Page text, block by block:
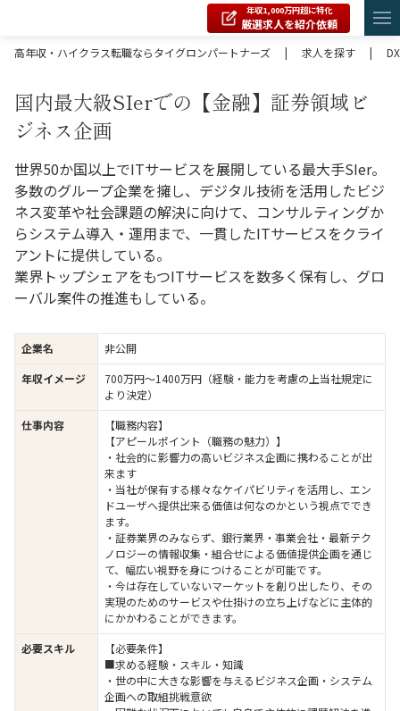
年収1,000万円超に特化
厳選求人を紹介依頼
高年収・ハイクラス転職ならタイグロンパートナーズ
| 求人を探す |
国内最大級SIerでの【金融】証券領域ビ
ジネス企画
世界50か国以上でITサービスを展開している最大手SIer。
多数のグループ企業を擁し、デジタル技術を活用したビジ
ネス変革や社会課題の解決に向けて、コンサルティングか
らシステム導入・運用まで、一貫したITサービスをクライ
アントに提供している。
業界トップシェアをもつITサービスを数多く保有し、グロ
ーバル案件の推進もしている。
企業名
非公開
年収イメージ
700万円〜1400万円（経験・能力を考慮の上当社規定に
より決定）
仕事内容
【職務内容】
【アピールポイント（職務の魅力）】
・社会的に影響力の高いビジネス企画に携わることが出
来ます
・当社が保有する様々なケイパビリティを活用し、エン
ドユーザへ提供出来る価値は何なのかという視点ででき
ます。
・証券業界のみならず、銀行業界・事業会社・最新テク
ノロジーの情報収集・組合せによる価値提供企画を通じ
て、幅広い視野を身につけることが可能です。
・今は存在していないマーケットを創り出したり、その
実現のためのサービスや仕掛けの立ち上げなどに主体的
にかかわることができます。
必要スキル
【必要条件】
■求める経験・スキル・知識
・世の中に大きな影響を与えるビジネス企画・システム
企画への取組挑戦意欲